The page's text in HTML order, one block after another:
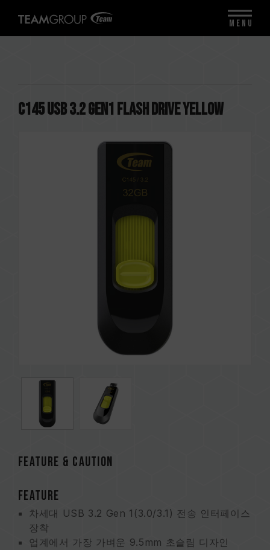
C145 USB 3.2 Gen1 FLASH DRIVE YELLOW
FEATURE & CAUTION
FEATURE
차세대 USB 3.2 Gen 1(3.0/3.1) 전송 인터페이스
장착
업계에서 가장 가벼운 9.5mm 초슬림 디자인
MENU